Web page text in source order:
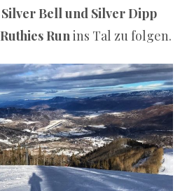
Silver Bell und Silver Dipp
Ruthies Runins Tal zu folgen.